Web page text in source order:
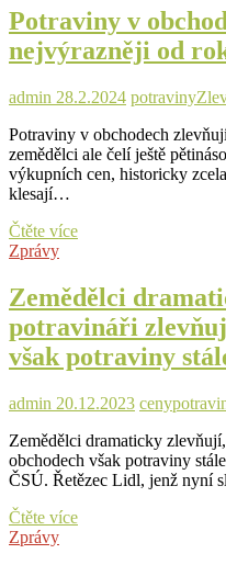
Potraviny v
nejvýrazněji od
admin 28.2.2024 potraviny
Potraviny v obchodech
zemědělci ale čelí ještě
výkupních cen, historicky
klesají…
Čtěte vícePotraviny
zlevňují
nejvýrazněji
od
roku
2009
Zprávy
Zemědělci
potravináři
však potraviny
admin 20.12.2023 ceny
Zemědělci dramaticky
obchodech však potraviny
ČSÚ. Řetězec Lidl, jenž nyní
Čtěte víceZemědělci
Zprávy